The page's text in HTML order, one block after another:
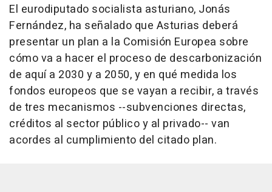
El eurodiputado socialista asturiano, Jonás
Fernández, ha señalado que Asturias deberá
presentar un plan a la Comisión Europea sobre
cómo va a hacer el proceso de descarbonización
de aquí a 2030 y a 2050, y en qué medida los
fondos europeos que se vayan a recibir, a través
de tres mecanismos --subvenciones directas,
créditos al sector público y al privado-- van
acordes al cumplimiento del citado plan.